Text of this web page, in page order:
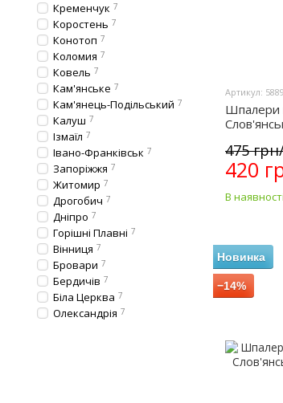
Артикул:
Шпалери
475
420
В наявності
Новинка
−14%
Кременчук 7
Коростень 7
Конотоп 7
Коломия 7
Ковель 7
Кам'янське 7
Кам'янець-Подільський 7
Калуш 7
Ізмаїл 7
Івано-Франківськ 7
Запоріжжя 7
Житомир 7
Дрогобич 7
Дніпро 7
Горішні Плавні 7
Вінниця 7
Бровари 7
Бердичів 7
Біла Церква 7
Олександрія 7